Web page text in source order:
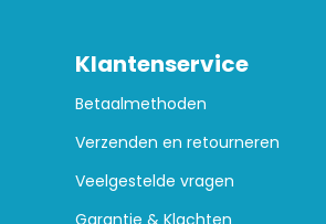
Klantenservice
Betaalmethoden
Verzenden en retourneren
Veelgestelde vragen